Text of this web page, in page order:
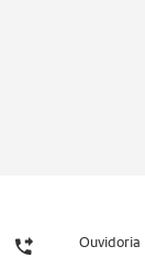
Ouvidoria